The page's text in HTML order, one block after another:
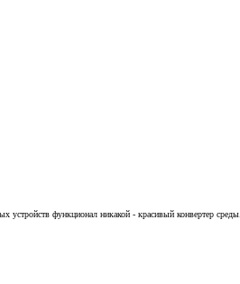
функционал никакой - красивый конвертер среды.